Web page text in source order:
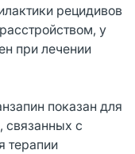
рецидивов
у
при лечении
показан для
связанных с
терапии